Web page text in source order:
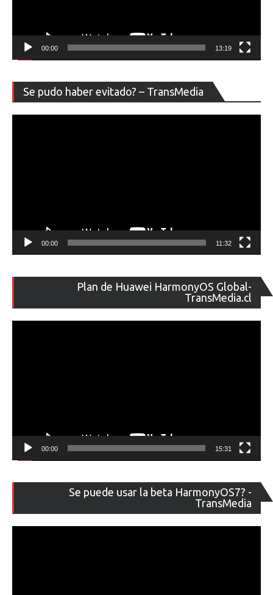
00:00 13:19
Se pudo haber evitado? – TransMedia
de
00:00 11:32
Plan de Huawei HarmonyOS Global-
TransMedia.cl
de
00:00 15:31
Se puede usar la beta HarmonyOS7? -
TransMedia
de